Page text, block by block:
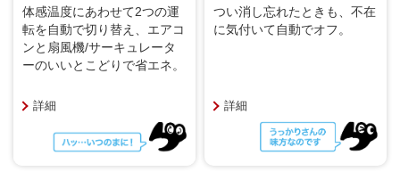
体感温度にあわせて2つの運
転を自動で切り替え、エアコ
ンと扇風機/サーキュレータ
ーのいいとこどりで省エネ。
詳細
つい消し忘れたときも、不在
に気付いて自動でオフ。
詳細